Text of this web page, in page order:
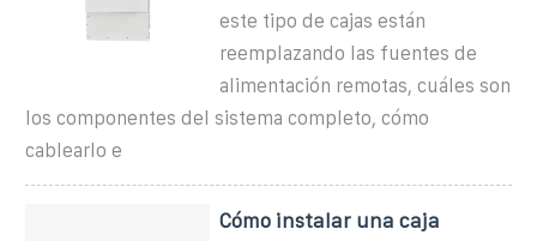
este tipo de cajas están
reemplazando las fuentes de
alimentación remotas, cuáles son
los componentes del sistema completo, cómo
cablearlo e
Cómo instalar una caja